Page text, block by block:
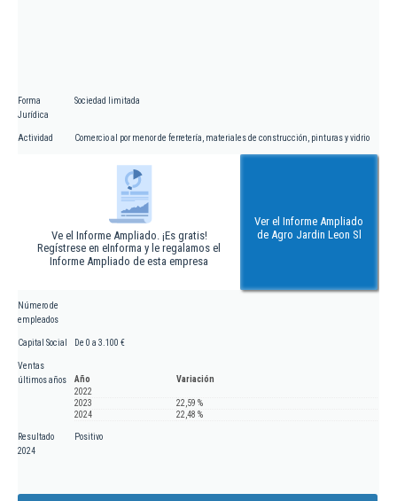
Forma
Jurídica
Sociedad limitada
Actividad Comercio al por menor de ferretería, materiales de construcción, pinturas y vidrio
Ve el Informe Ampliado. ¡Es gratis!
Regístrese en eInforma y le regalamos el
Informe Ampliado de esta empresa
Ver el Informe Ampliado
de Agro Jardin Leon Sl
Número de
empleados
Capital Social De 0 a 3.100 €
Ventas
últimos años
Año
Variación
2022
2023
22,59 %
2024
22,48 %
Resultado
2024
Positivo